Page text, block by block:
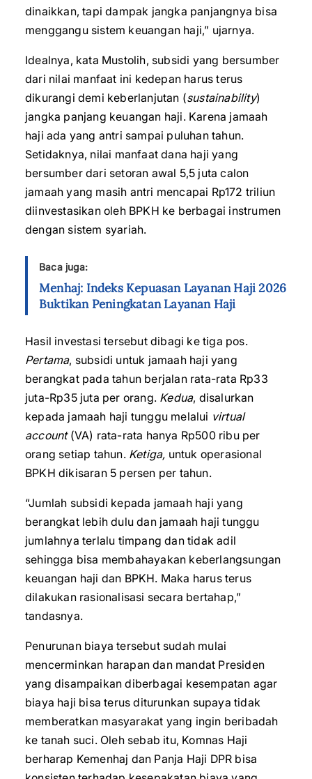
dinaikkan, tapi dampak jangka panjangnya bisa
menggangu sistem keuangan haji,” ujarnya.
Idealnya, kata Mustolih, subsidi yang bersumber
dari nilai manfaat ini kedepan harus terus
dikurangi demi keberlanjutan (sustainability)
jangka panjang keuangan haji. Karena jamaah
haji ada yang antri sampai puluhan tahun.
Setidaknya, nilai manfaat dana haji yang
bersumber dari setoran awal 5,5 juta calon
jamaah yang masih antri mencapai Rp172 triliun
diinvestasikan oleh BPKH ke berbagai instrumen
dengan sistem syariah.
Baca juga:
Menhaj: Indeks Kepuasan Layanan Haji 2026
Buktikan Peningkatan Layanan Haji
Hasil investasi tersebut dibagi ke tiga pos.
Pertama, subsidi untuk jamaah haji yang
berangkat pada tahun berjalan rata-rata Rp33
juta-Rp35 juta per orang. Kedua, disalurkan
kepada jamaah haji tunggu melalui virtual
account(VA) rata-rata hanya Rp500 ribu per
orang setiap tahun. Ketiga, untuk operasional
BPKH dikisaran 5 persen per tahun.
“Jumlah subsidi kepada jamaah haji yang
berangkat lebih dulu dan jamaah haji tunggu
jumlahnya terlalu timpang dan tidak adil
sehingga bisa membahayakan keberlangsungan
keuangan haji dan BPKH. Maka harus terus
dilakukan rasionalisasi secara bertahap,”
tandasnya.
Penurunan biaya tersebut sudah mulai
mencerminkan harapan dan mandat Presiden
yang disampaikan diberbagai kesempatan agar
biaya haji bisa terus diturunkan supaya tidak
memberatkan masyarakat yang ingin beribadah
ke tanah suci. Oleh sebab itu, Komnas Haji
berharap Kemenhaj dan Panja Haji DPR bisa